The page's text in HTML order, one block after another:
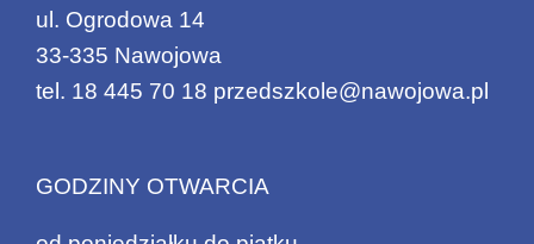
ul. Ogrodowa 14
33-335 Nawojowa
tel. 18 445 70 18 przedszkole@nawojowa.pl
GODZINY OTWARCIA